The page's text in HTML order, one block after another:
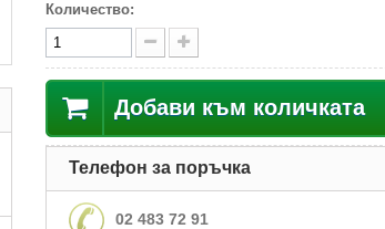
Количество:
Добави към количката
Телефон за поръчка
02 483 72 91